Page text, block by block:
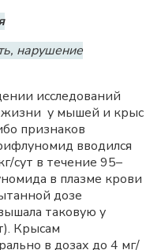
нарушение
исследований
жизни у мышей и крыс
признаков
вводился
сут в течение 95–
в плазме крови
дозе
таковую у
Крысам
в дозах до 4 мг/